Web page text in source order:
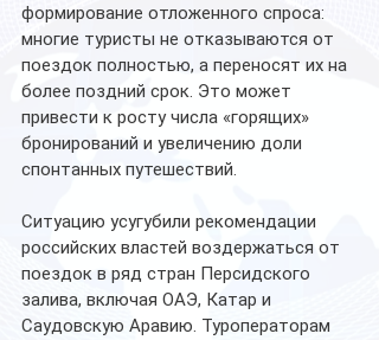
формирование отложенного спроса:
многие туристы не отказываются от
поездок полностью, а переносят их на
более поздний срок. Это может
привести к росту числа «горящих»
бронирований и увеличению доли
спонтанных путешествий.
Ситуацию усугубили рекомендации
российских властей воздержаться от
поездок в ряд стран Персидского
залива, включая ОАЭ, Катар и
Саудовскую Аравию. Туроператорам